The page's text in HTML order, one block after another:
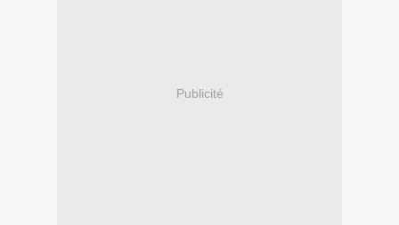
Publicité